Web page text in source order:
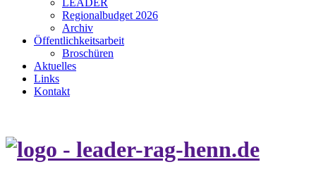
Regionalbudget 2026
Archiv
Öffentlichkeitsarbeit
Broschüren
Aktuelles
Links
Kontakt